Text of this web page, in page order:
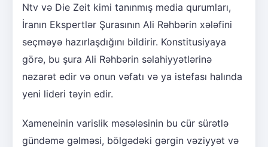
Ntv və Die Zeit kimi tanınmış media qurumları,
İranın Ekspertlər Şurasının Ali Rəhbərin xələfini
seçməyə hazırlaşdığını bildirir. Konstitusiyaya
görə, bu şura Ali Rəhbərin səlahiyyətlərinə
nəzarət edir və onun vəfatı və ya istefası halında
yeni lideri təyin edir.
Xameneinin varislik məsələsinin bu cür sürətlə
gündəmə gəlməsi, bölgədəki gərgin vəziyyət və